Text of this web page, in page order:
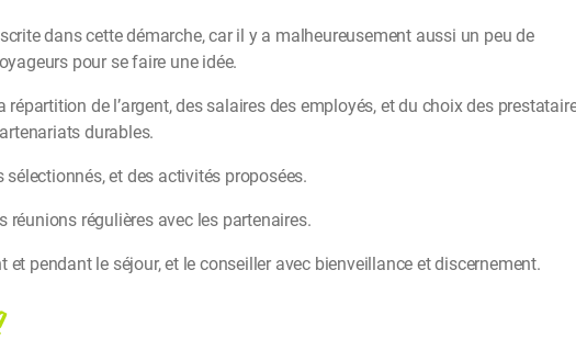
dans cette démarche, car il y a malheureusement aussi un peu de
pour se faire une idée.
de l’argent, des salaires des employés, et du choix des
durables.
et des activités proposées.
réunions régulières avec les partenaires.
pendant le séjour, et le conseiller avec bienveillance et discernement.